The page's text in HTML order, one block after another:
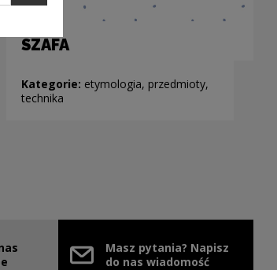
SZAFA
Kategorie: etymologia, przedmioty,
technika
a new window
Masz pytania? Napisz
do nas wiadomość